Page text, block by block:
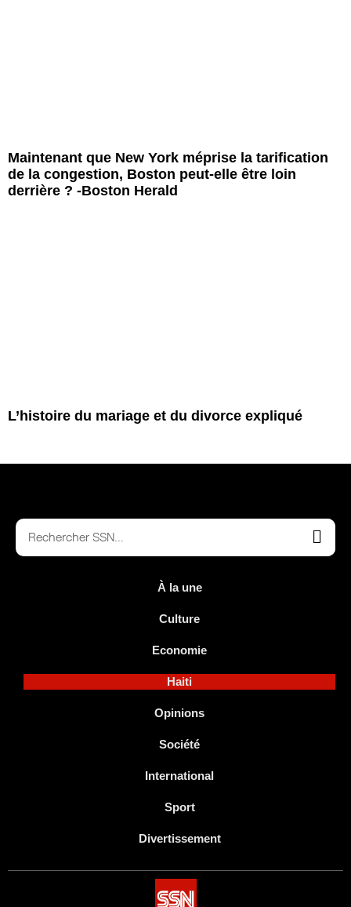
Maintenant que New York méprise la tarification
de la congestion, Boston peut-elle être loin
derrière ? -Boston Herald
L’histoire du mariage et du divorce expliqué
À la une
Culture
Economie
Haiti
Opinions
Société
International
Sport
Divertissement